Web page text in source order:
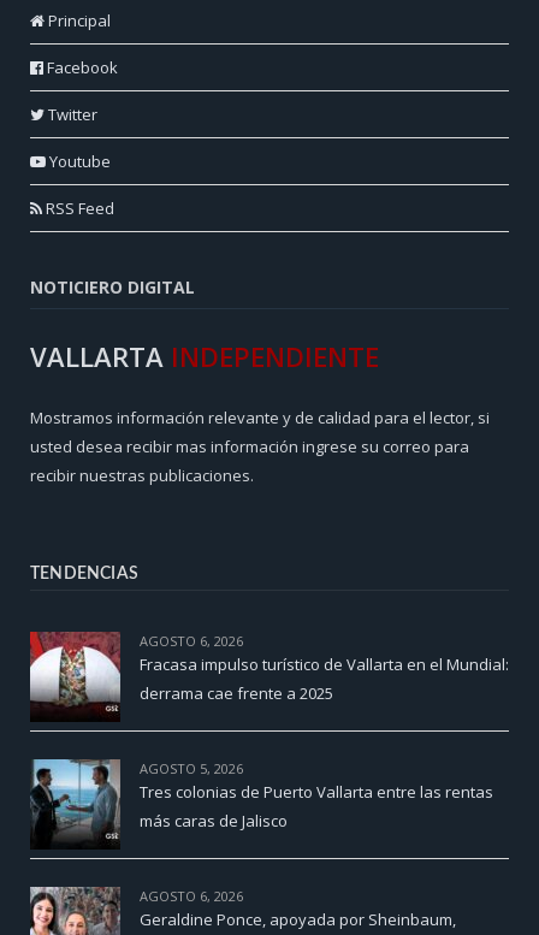
Principal
Facebook
Twitter
Youtube
RSS Feed
NOTICIERO DIGITAL
VALLARTA INDEPENDIENTE
Mostramos información relevante y de calidad para el lector, si
usted desea recibir mas información ingrese su correo para
recibir nuestras publicaciones.
TENDENCIAS
AGOSTO 6, 2026
Fracasa impulso turístico de Vallarta en el Mundial:
derrama cae frente a 2025
AGOSTO 5, 2026
Tres colonias de Puerto Vallarta entre las rentas
más caras de Jalisco
AGOSTO 6, 2026
Geraldine Ponce, apoyada por Sheinbaum,